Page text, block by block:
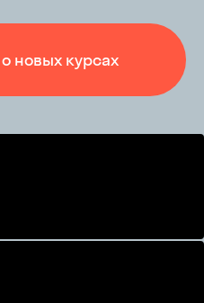
новых курсах